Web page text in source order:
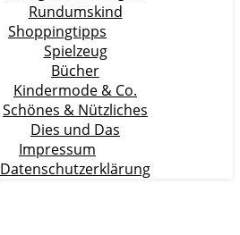
Rundumskind
Shoppingtipps
Spielzeug
Bücher
Kindermode & Co.
Schönes & Nützliches
Dies und Das
Impressum
Datenschutzerklärung